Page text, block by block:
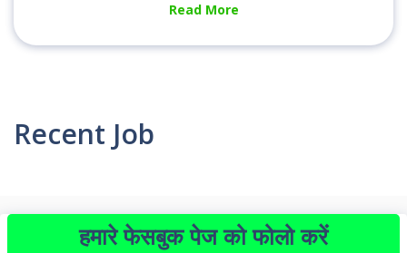
Read More
Recent Job
हमारे फेसबुक पेज को फोलो करें